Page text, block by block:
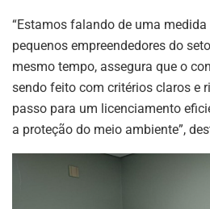
“Estamos falando de uma
pequenos empreendedores do
mesmo tempo, assegura que o
sendo feito com critérios claros e
passo para um licenciamento
a proteção do meio ambiente”,